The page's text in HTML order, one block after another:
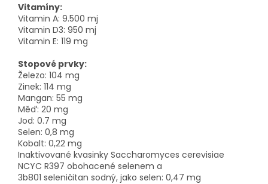
Vitamíny:
Vitamin A: 9.500 mj
Vitamin D3: 950 mj
Vitamin E: 119 mg
Stopové prvky:
Železo: 104 mg
Zinek: 114 mg
Mangan: 55 mg
Měď: 20 mg
Jod: 0.7 mg
Selen: 0,8 mg
Kobalt: 0,22 mg
Inaktivované kvasinky Saccharomyces cerevisiae
NCYC R397 obohacené selenem a
3b801 seleničitan sodný, jako selen: 0,47 mg